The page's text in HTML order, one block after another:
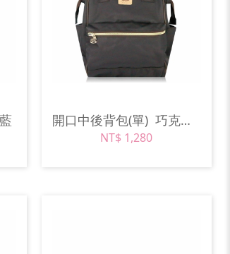
開口中後背包(單) 巧克力棕
NT$ 1,280